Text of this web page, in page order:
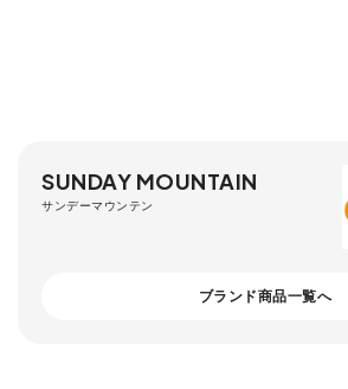
SUNDAY MOUNTAIN
サンデーマウンテン
ブランド商品一覧へ